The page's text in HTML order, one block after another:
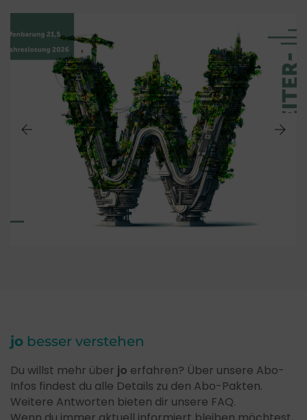
jo besser verstehen
Du willst mehr über jo erfahren? Über unsere Abo-
Infos findest du alle Details zu den Abo-Pakten.
Weitere Antworten bieten dir unsere FAQ.